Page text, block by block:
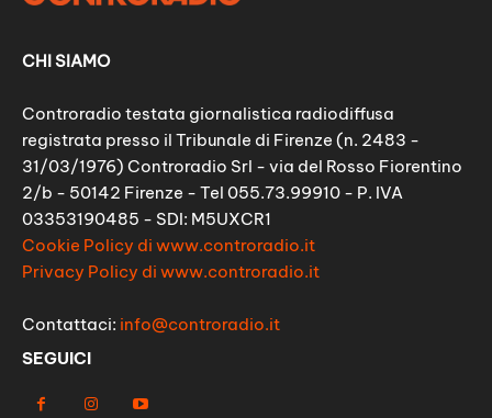
CHI SIAMO
Controradio testata giornalistica radiodiffusa
registrata presso il Tribunale di Firenze (n. 2483 -
31/03/1976) Controradio Srl - via del Rosso Fiorentino
2/b - 50142 Firenze - Tel 055.73.99910 - P. IVA
03353190485 - SDI: M5UXCR1
Cookie Policy di www.controradio.it
Privacy Policy di www.controradio.it
Contattaci: info@controradio.it
SEGUICI